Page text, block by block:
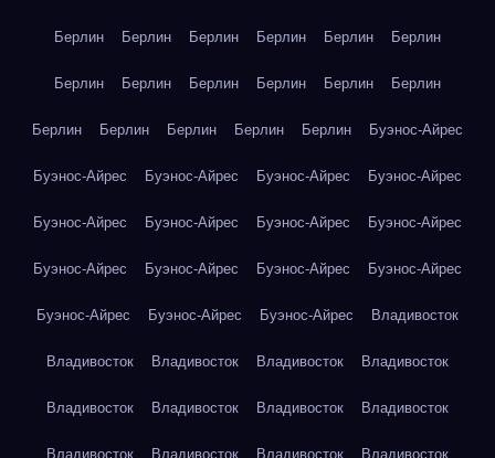
Берлин Берлин Берлин Берлин Берлин Берлин
Берлин Берлин Берлин Берлин Берлин Берлин
Берлин Берлин Берлин Берлин Берлин Буэнос-Айрес
Буэнос-Айрес Буэнос-Айрес Буэнос-Айрес Буэнос-Айрес
Буэнос-Айрес Буэнос-Айрес Буэнос-Айрес Буэнос-Айрес
Буэнос-Айрес Буэнос-Айрес Буэнос-Айрес Буэнос-Айрес
Буэнос-Айрес Буэнос-Айрес Буэнос-Айрес Владивосток
Владивосток Владивосток Владивосток Владивосток
Владивосток Владивосток Владивосток Владивосток
Владивосток Владивосток Владивосток Владивосток